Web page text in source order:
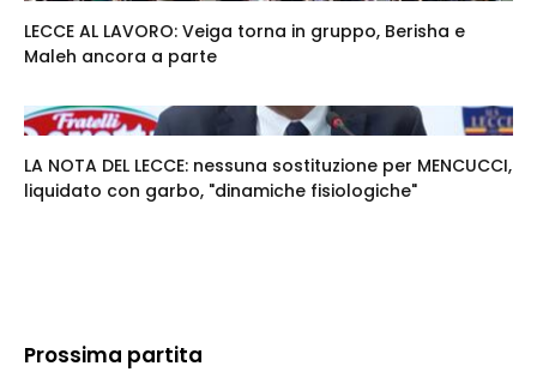
LECCE AL LAVORO: Veiga torna in gruppo, Berisha e
Maleh ancora a parte
LA NOTA DEL LECCE: nessuna sostituzione per MENCUCCI,
liquidato con garbo, "dinamiche fisiologiche"
Prossima partita